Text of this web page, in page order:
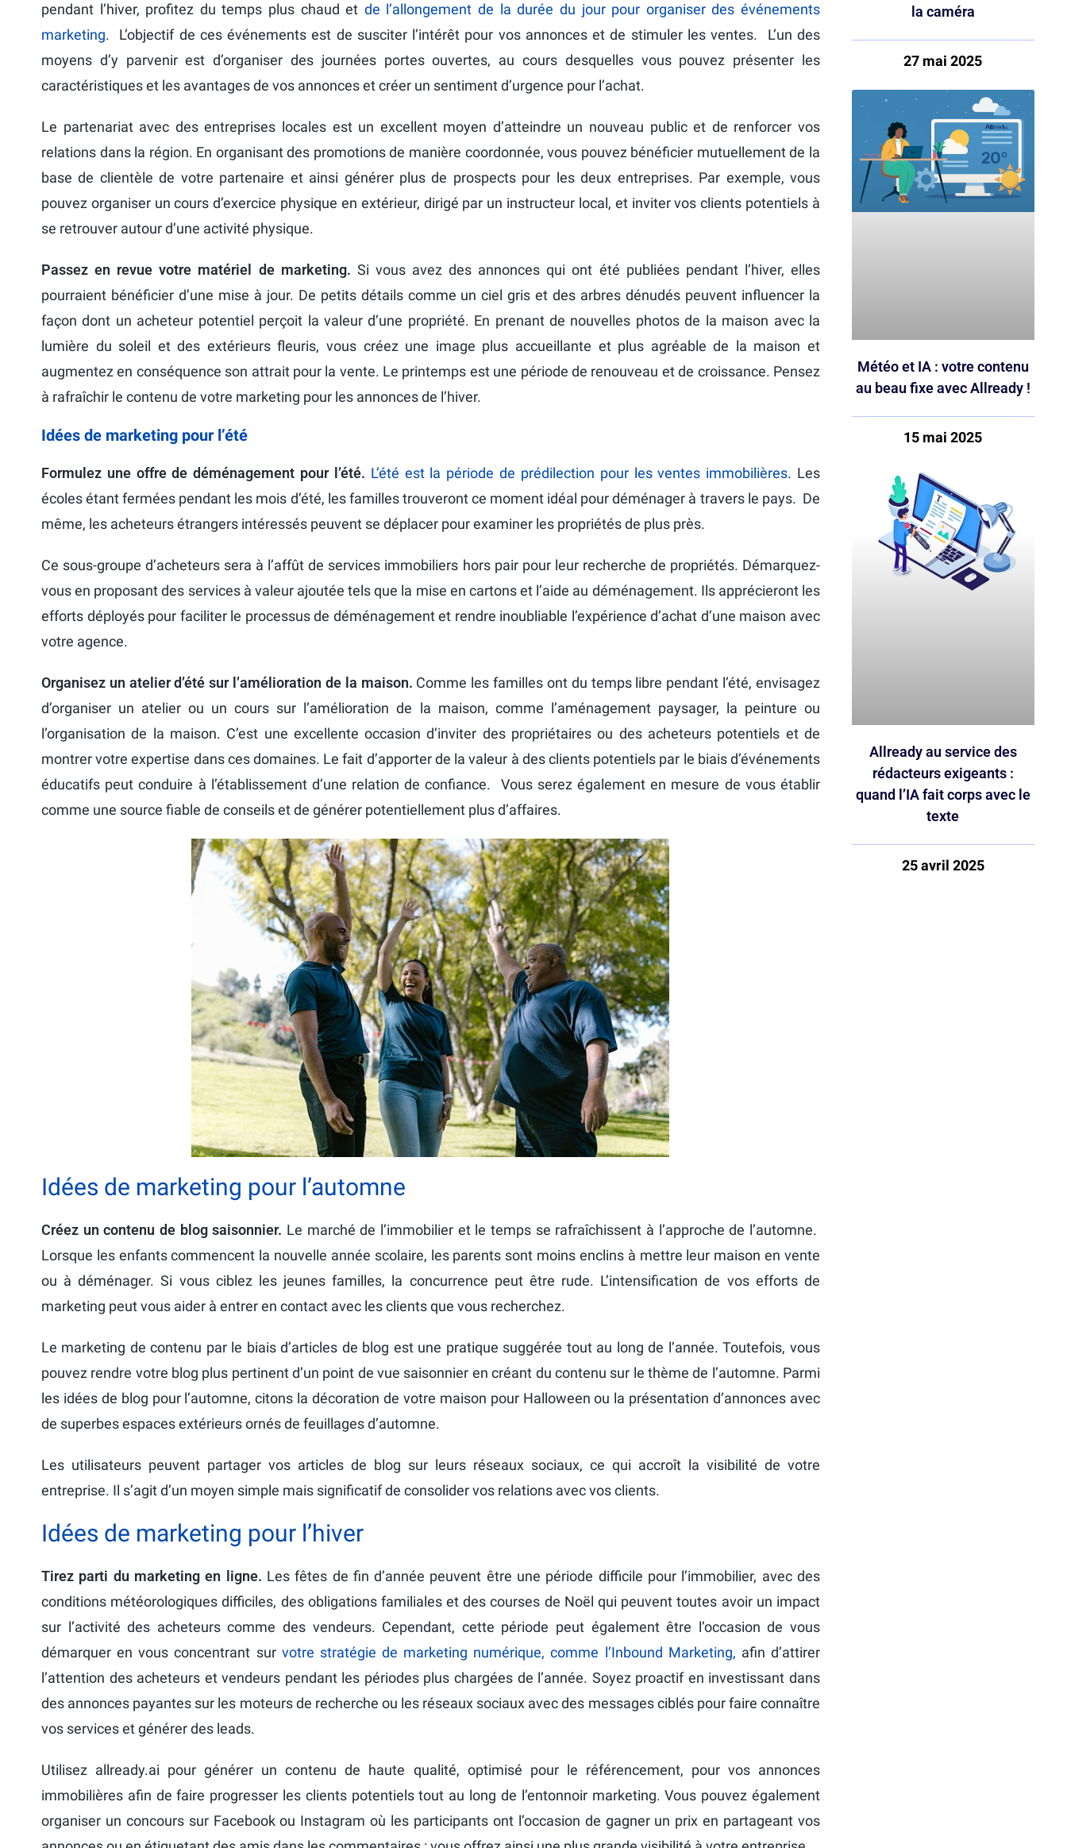
pendant l’hiver, profitez du temps plus chaud et de l’allongement de la durée du jour pour organiser des événements
marketing. L’objectif de ces événements est de susciter l’intérêt pour vos annonces et de stimuler les ventes. L’un des
moyens d’y parvenir est d’organiser des journées portes ouvertes, au cours desquelles vous pouvez présenter les
caractéristiques et les avantages de vos annonces et créer un sentiment d’urgence pour l’achat.
Le partenariat avec des entreprises locales est un excellent moyen d’atteindre un nouveau public et de renforcer vos
relations dans la région. En organisant des promotions de manière coordonnée, vous pouvez bénéficier mutuellement de la
base de clientèle de votre partenaire et ainsi générer plus de prospects pour les deux entreprises. Par exemple, vous
pouvez organiser un cours d’exercice physique en extérieur, dirigé par un instructeur local, et inviter vos clients potentiels à
se retrouver autour d’une activité physique.
Passez en revue votre matériel de marketing. Si vous avez des annonces qui ont été publiées pendant l’hiver, elles
pourraient bénéficier d’une mise à jour. De petits détails comme un ciel gris et des arbres dénudés peuvent influencer la
façon dont un acheteur potentiel perçoit la valeur d’une propriété. En prenant de nouvelles photos de la maison avec la
lumière du soleil et des extérieurs fleuris, vous créez une image plus accueillante et plus agréable de la maison et
augmentez en conséquence son attrait pour la vente. Le printemps est une période de renouveau et de croissance. Pensez
à rafraîchir le contenu de votre marketing pour les annonces de l’hiver.
Idées de marketing pour l’été
Formulez une offre de déménagement pour l’été. L’été est la période de prédilection pour les ventes immobilières. Les
écoles étant fermées pendant les mois d’été, les familles trouveront ce moment idéal pour déménager à travers le pays. De
même, les acheteurs étrangers intéressés peuvent se déplacer pour examiner les propriétés de plus près.
Ce sous-groupe d’acheteurs sera à l’affût de services immobiliers hors pair pour leur recherche de propriétés. Démarquez-
vous en proposant des services à valeur ajoutée tels que la mise en cartons et l’aide au déménagement. Ils apprécieront les
efforts déployés pour faciliter le processus de déménagement et rendre inoubliable l’expérience d’achat d’une maison avec
votre agence.
Organisez un atelier d’été sur l’amélioration de la maison. Comme les familles ont du temps libre pendant l’été, envisagez
d’organiser un atelier ou un cours sur l’amélioration de la maison, comme l’aménagement paysager, la peinture ou
l’organisation de la maison. C’est une excellente occasion d’inviter des propriétaires ou des acheteurs potentiels et de
montrer votre expertise dans ces domaines. Le fait d’apporter de la valeur à des clients potentiels par le biais d’événements
éducatifs peut conduire à l’établissement d’une relation de confiance. Vous serez également en mesure de vous établir
comme une source fiable de conseils et de générer potentiellement plus d’affaires.
Idées de marketing pour l’automne
Créez un contenu de blog saisonnier. Le marché de l’immobilier et le temps se rafraîchissent à l’approche de l’automne.
Lorsque les enfants commencent la nouvelle année scolaire, les parents sont moins enclins à mettre leur maison en vente
ou à déménager. Si vous ciblez les jeunes familles, la concurrence peut être rude. L’intensification de vos efforts de
marketing peut vous aider à entrer en contact avec les clients que vous recherchez.
Le marketing de contenu par le biais d’articles de blog est une pratique suggérée tout au long de l’année. Toutefois, vous
pouvez rendre votre blog plus pertinent d’un point de vue saisonnier en créant du contenu sur le thème de l’automne. Parmi
les idées de blog pour l’automne, citons la décoration de votre maison pour Halloween ou la présentation d’annonces avec
de superbes espaces extérieurs ornés de feuillages d’automne.
Les utilisateurs peuvent partager vos articles de blog sur leurs réseaux sociaux, ce qui accroît la visibilité de votre
entreprise. Il s’agit d’un moyen simple mais significatif de consolider vos relations avec vos clients.
Idées de marketing pour l’hiver
Tirez parti du marketing en ligne. Les fêtes de fin d’année peuvent être une période difficile pour l’immobilier, avec des
conditions météorologiques difficiles, des obligations familiales et des courses de Noël qui peuvent toutes avoir un impact
sur l’activité des acheteurs comme des vendeurs. Cependant, cette période peut également être l’occasion de vous
démarquer en vous concentrant sur votre stratégie de marketing numérique, comme l’Inbound Marketing, afin d’attirer
l’attention des acheteurs et vendeurs pendant les périodes plus chargées de l’année. Soyez proactif en investissant dans
des annonces payantes sur les moteurs de recherche ou les réseaux sociaux avec des messages ciblés pour faire connaître
vos services et générer des leads.
Utilisez allready.ai pour générer un contenu de haute qualité, optimisé pour le référencement, pour vos annonces
immobilières afin de faire progresser les clients potentiels tout au long de l’entonnoir marketing. Vous pouvez également
organiser un concours sur Facebook ou Instagram où les participants ont l’occasion de gagner un prix en partageant vos
la caméra
27 mai 2025
Météo et IA : votre contenu
au beau fixe avec Allready !
15 mai 2025
Allready au service des
rédacteurs exigeants :
quand l’IA fait corps avec le
texte
25 avril 2025